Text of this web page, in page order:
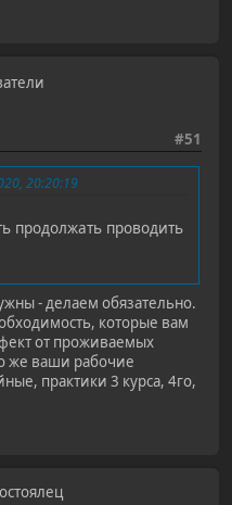
#51
20:20:19
продолжать проводить
- делаем обязательно.
которые вам
от проживаемых
же ваши рабочие
практики 3 курса, 4го,